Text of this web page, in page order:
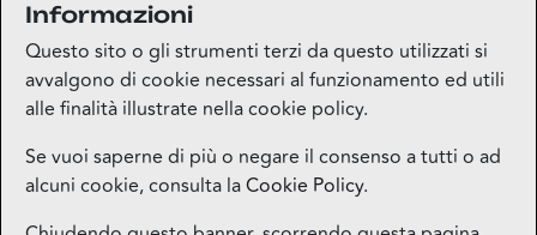
Informazioni
Questo sito o gli strumenti terzi da questo utilizzati si
avvalgono di cookie necessari al funzionamento ed utili
alle finalità illustrate nella cookie policy.
Se vuoi saperne di più o negare il consenso a tutti o ad
alcuni cookie, consulta laCookie Policy.